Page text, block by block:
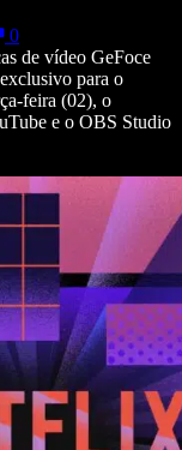
0
de vídeo GeFoce
para o
feira (02), o
e o OBS Studio